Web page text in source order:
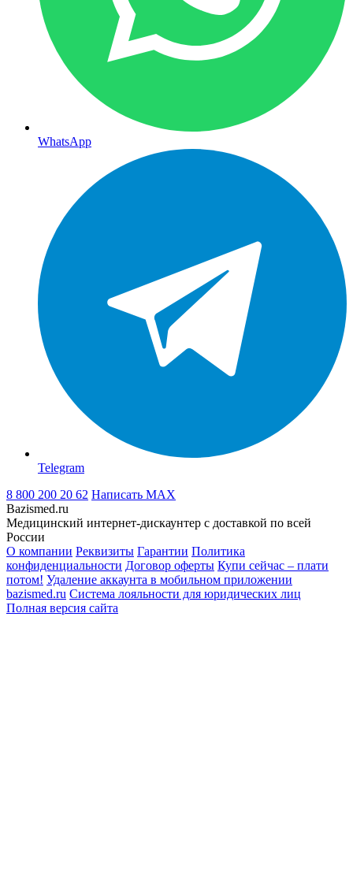
WhatsApp
Telegram
8 800 200 20 62 Написать MAX
Bazismed.ru
Медицинский интернет-дискаунтер с доставкой по всей
России
О компании Реквизиты Гарантии Политика
конфиденциальности Договор оферты Купи сейчас – плати
потом! Удаление аккаунта в мобильном приложении
bazismed.ru Система лояльности для юридических лиц
Полная версия сайта